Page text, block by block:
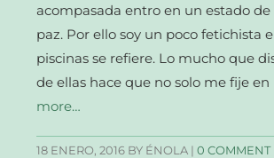
acompasada entro en un estado
paz. Por ello soy un poco fetichista
piscinas se refiere. Lo mucho que
de ellas hace que no solo me fije en
more…
18 ENERO, 2016 BY ÉNOLA |0 COMMENT